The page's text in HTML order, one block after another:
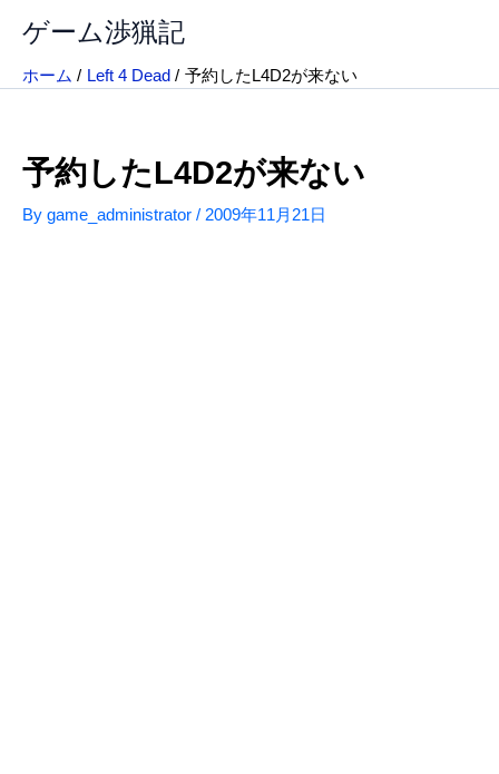
ス
ゲーム渉猟記
ホーム Left 4 Dead 予約したL4D2が来ない
予約したL4D2が来ない
By game_administrator / 2009年11月21日